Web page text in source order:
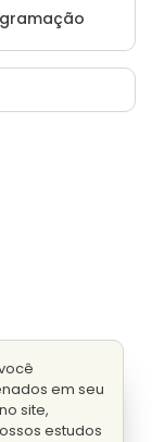
em seu
site,
estudos